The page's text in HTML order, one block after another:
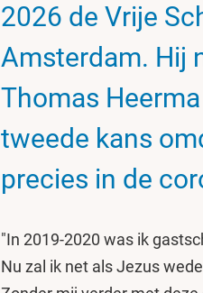
2026 de Vrije
Amsterdam. Hij
Thomas
tweede kans
precies in de
"In 2019-2020 was ik
Nu zal ik net als Jezus